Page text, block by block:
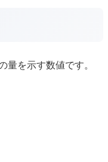
を示す数値です。